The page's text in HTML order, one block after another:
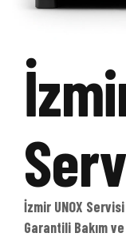
İzmir UNOX
Garantili Bakım